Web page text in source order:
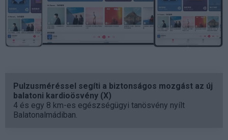
Pulzusméréssel segíti a biztonságos mozgást az új
balatoni kardioösvény (X)
4 és egy 8 km-es egészségügyi tanösvény nyílt
Balatonalmádiban.